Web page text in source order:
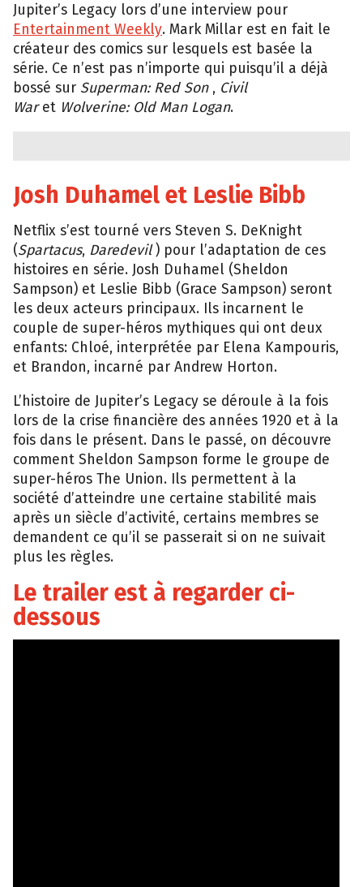
Jupiter’s Legacy lors d’une interview pour
Entertainment Weekly. Mark Millar est en fait le
créateur des comics sur lesquels est basée la
série. Ce n’est pas n’importe qui puisqu’il a déjà
bossé sur Superman: Red Son, Civil
Waret Wolverine: Old Man Logan.
Josh Duhamel et Leslie Bibb
Netflix s’est tourné vers Steven S. DeKnight
(Spartacus, Daredevil) pour l’adaptation de ces
histoires en série. Josh Duhamel (Sheldon
Sampson) et Leslie Bibb (Grace Sampson) seront
les deux acteurs principaux. Ils incarnent le
couple de super-héros mythiques qui ont deux
enfants: Chloé, interprétée par Elena Kampouris,
et Brandon, incarné par Andrew Horton.
L’histoire de Jupiter’s Legacy se déroule à la fois
lors de la crise financière des années 1920 et à la
fois dans le présent. Dans le passé, on découvre
comment Sheldon Sampson forme le groupe de
super-héros The Union. Ils permettent à la
société d’atteindre une certaine stabilité mais
après un siècle d’activité, certains membres se
demandent ce qu’il se passerait si on ne suivait
plus les règles.
Le trailer est à regarder ci-
dessous